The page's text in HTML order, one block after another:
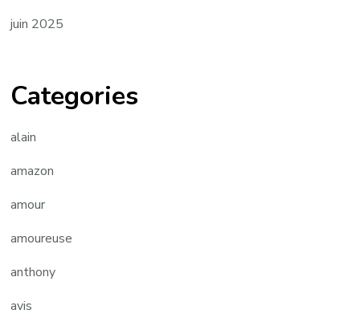
juin 2025
Categories
alain
amazon
amour
amoureuse
anthony
avis